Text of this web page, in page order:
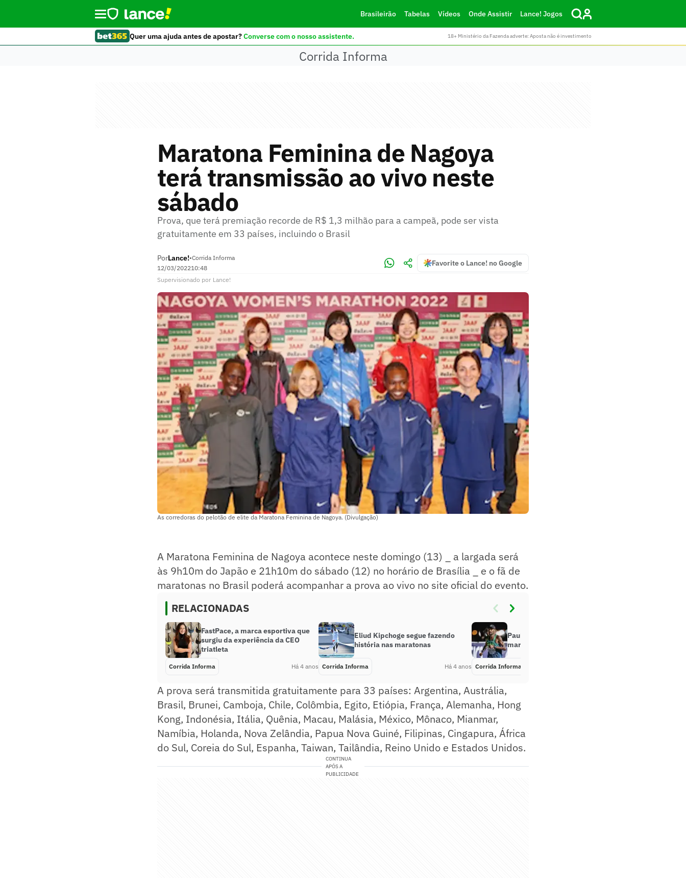
Brasileirão Tabelas Vídeos Onde Assistir Lance! Jogos
Quer uma ajuda antes de apostar?Converse com o nosso assistente. 18+ Ministério da Fazenda adverte: Aposta não é investimento
Corrida Informa
Maratona Feminina de Nagoya
terá transmissão ao vivo neste
sábado
Prova, que terá premiação recorde de R$ 1,3 milhão para a campeã, pode ser vista
gratuitamente em 33 países, incluindo o Brasil
PorLance!•Corrida Informa
12/03/202210:48
Favorite o Lance! no Google
Supervisionado por Lance!
As corredoras do pelotão de elite da Maratona Feminina de Nagoya. (Divulgação)
A Maratona Feminina de Nagoya acontece neste domingo (13) _ a largada será
às 9h10m do Japão e 21h10m do sábado (12) no horário de Brasília _ e o fã de
maratonas no Brasil poderá acompanhar a prova ao vivo no site oficial do evento.
RELACIONADAS
FastPace, a marca esportiva que
surgiu da experiência da CEO
triatleta
Corrida Informa Há 4 anos
Eliud Kipchoge segue fazendo
história nas maratonas
Corrida Informa Há 4 anos
Paulo Roberto garante vaga na
maratona do Mundial de Atletismo
Corrida Informa
A prova será transmitida gratuitamente para 33 países: Argentina, Austrália,
Brasil, Brunei, Camboja, Chile, Colômbia, Egito, Etiópia, França, Alemanha, Hong
Kong, Indonésia, Itália, Quênia, Macau, Malásia, México, Mônaco, Mianmar,
Namíbia, Holanda, Nova Zelândia, Papua Nova Guiné, Filipinas, Cingapura, África
do Sul, Coreia do Sul, Espanha, Taiwan, Tailândia, Reino Unido e Estados Unidos.
CONTINUA
APÓS A
PUBLICIDADE